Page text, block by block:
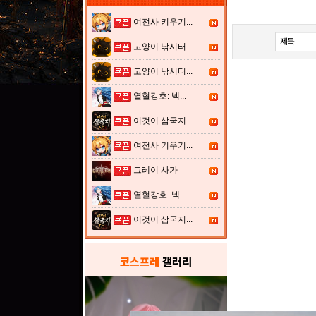
여전사 키우기...
고양이 낚시터...
고양이 낚시터...
열혈강호: 넥...
이것이 삼국지...
여전사 키우기...
그레이 사가
열혈강호: 넥...
이것이 삼국지...
코스프레 갤러리